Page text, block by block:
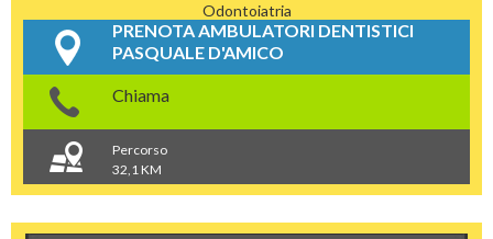
Odontoiatria
PRENOTA AMBULATORI DENTISTICI
PASQUALE D'AMICO
Chiama
Percorso
32,1 KM